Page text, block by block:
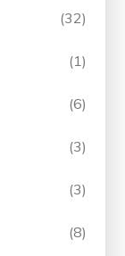
(32)
(1)
(6)
(3)
(3)
(8)